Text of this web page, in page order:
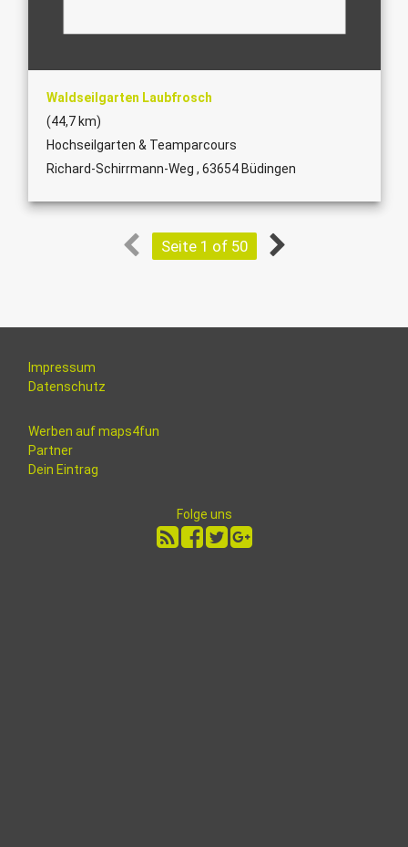
Waldseilgarten Laubfrosch
(44,7 km)
Hochseilgarten & Teamparcours
Richard-Schirrmann-Weg , 63654 Büdingen
Seite 1 of 50
Impressum
Datenschutz
Werben auf maps4fun
Partner
Dein Eintrag
Folge uns